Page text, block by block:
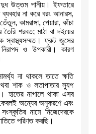
উত্তম পানীয়। ইফতারে
না করে বরং আনারস,
তেঁতুল, কামরাঙ্গা, পেয়ারা, কাঁচা
তৈরি শরবত;মাঠা বা দইয়ের
ফ্রুট জুসের
ও উপকারী। কারণ
না থাকলে তাতে ক্ষতি
শাক ও লতাপাতার স্যুপ
হাতের নাগালে থাকা এসব
অন্যের অনুকরণে এবং
নামে নিজেদেরকে
পরিণত করছি।